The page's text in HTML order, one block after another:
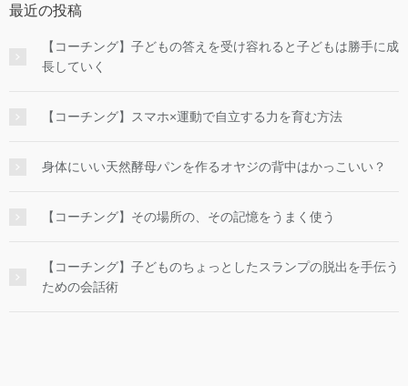
最近の投稿
【コーチング】子どもの答えを受け容れると子どもは勝手に成
長していく
【コーチング】スマホ×運動で自立する力を育む方法
身体にいい天然酵母パンを作るオヤジの背中はかっこいい？
【コーチング】その場所の、その記憶をうまく使う
【コーチング】子どものちょっとしたスランプの脱出を手伝う
ための会話術